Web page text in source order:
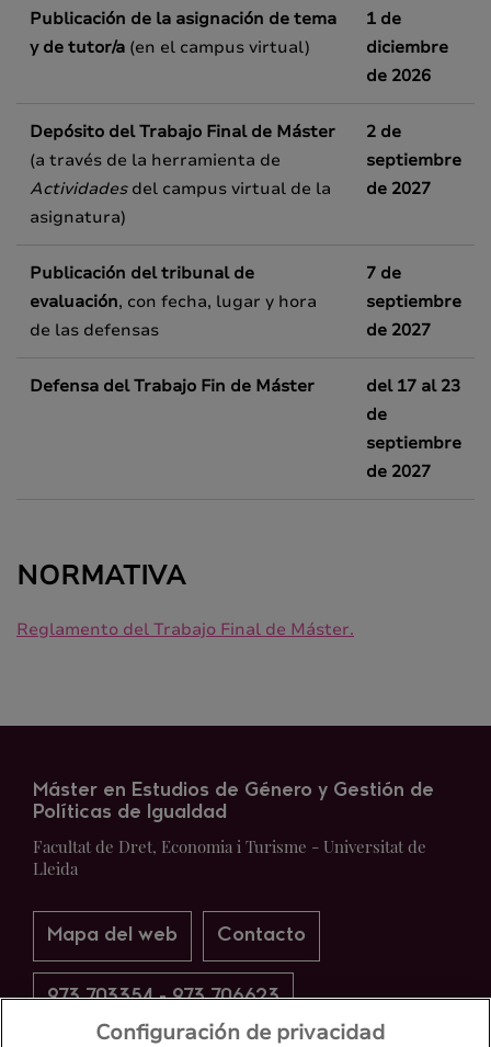
Publicación de la asignación de tema
y de tutor/a (en el campus virtual)
1 de
diciembre
de 2026
Depósito del Trabajo Final de Máster
(a través de la herramienta de
Actividadesdel campus virtual de la
asignatura)
2 de
septiembre
de 2027
Publicación del tribunal de
evaluación, con fecha, lugar y hora
de las defensas
7 de
septiembre
de 2027
Defensa del Trabajo Fin de Máster
del 17 al 23
de
septiembre
de 2027
NORMATIVA
Reglamento del Trabajo Final de Máster.
Máster en Estudios de Género y Gestión de
Políticas de Igualdad
Facultat de Dret, Economia i Turisme - Universitat de
Lleida
Mapa del web Contacto
973 703354 - 973 706623
Configuración de privacidad